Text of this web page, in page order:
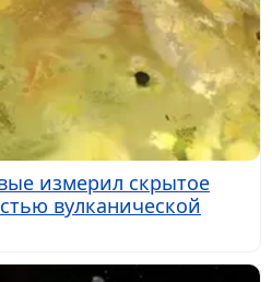
измерил скрытое
вулканической